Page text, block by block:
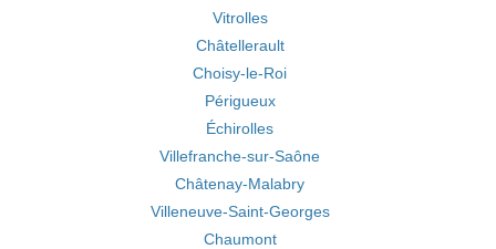
Vitrolles
Châtellerault
Choisy-le-Roi
Périgueux
Échirolles
Villefranche-sur-Saône
Châtenay-Malabry
Villeneuve-Saint-Georges
Chaumont